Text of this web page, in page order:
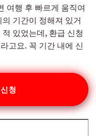
여행 후 빠르게 움직여
기간이 정해져 있거
있었는데, 환급 신청
고요. 꼭 기간 내에 신
청